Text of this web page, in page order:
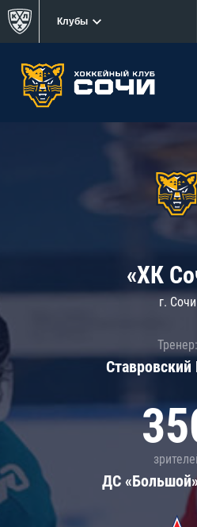
Клубы
«ХК
г. Сочи
Тренер:
Ставровский
ДС